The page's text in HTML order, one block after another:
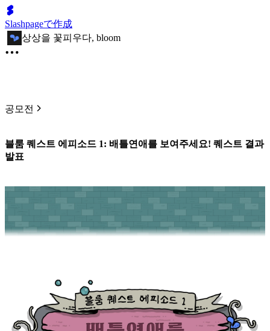
Slashpageで作成
상상을 꽃피우다, bloom
공모전
블룸 퀘스트 에피소드 1: 배틀연애를 보여주세요! 퀘스트 결과
발표